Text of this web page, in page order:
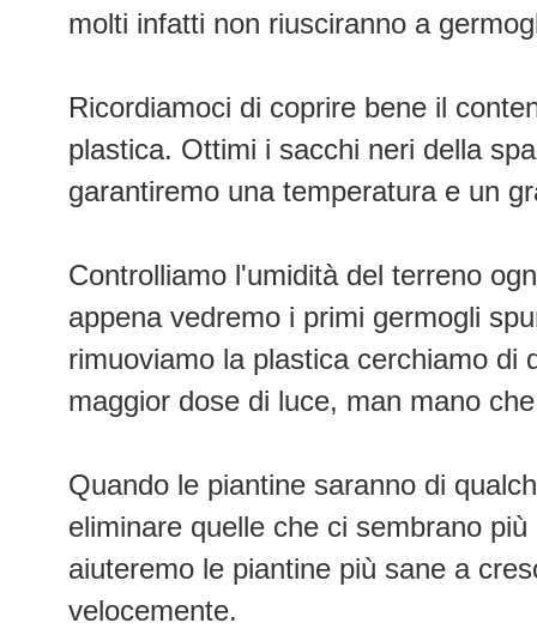
molti infatti non riusciranno a
Ricordiamoci di coprire bene il
plastica. Ottimi i sacchi neri della
garantiremo una temperatura e un
Controlliamo l'umidità del terreno
appena vedremo i primi germogli
rimuoviamo la plastica cerchiamo di
maggior dose di luce, man mano
Quando le piantine saranno di
eliminare quelle che ci sembrano
aiuteremo le piantine più sane a
velocemente.